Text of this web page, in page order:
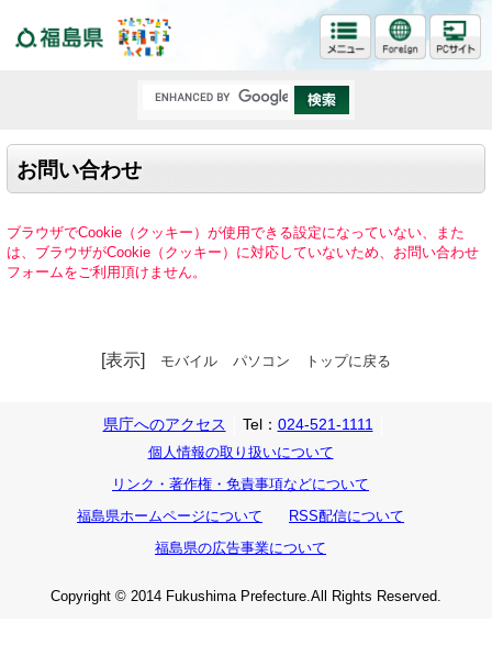
お問い合わせ
ブラウザでCookie（クッキー）が使用できる設定になっていない、また
は、ブラウザがCookie（クッキー）に対応していないため、お問い合わせ
フォームをご利用頂けません。
[表示] モバイル パソコン トップに戻る
県庁へのアクセス Tel： 024-521-1111
個人情報の取り扱いについて
リンク・著作権・免責事項などについて
福島県ホームページについて
RSS配信について
福島県の広告事業について
Copyright © 2014 Fukushima Prefecture.All Rights Reserved.